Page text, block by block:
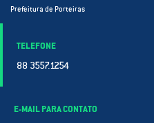
Prefeitura de Porteiras
TELEFONE
88 3557.1254
E-MAIL PARA CONTATO